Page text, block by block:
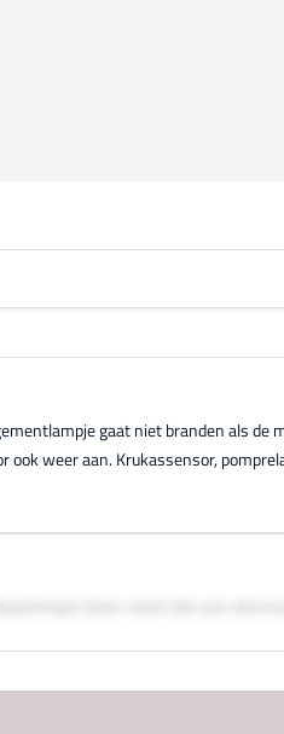
gaat niet branden als de
weer aan. Krukassensor,